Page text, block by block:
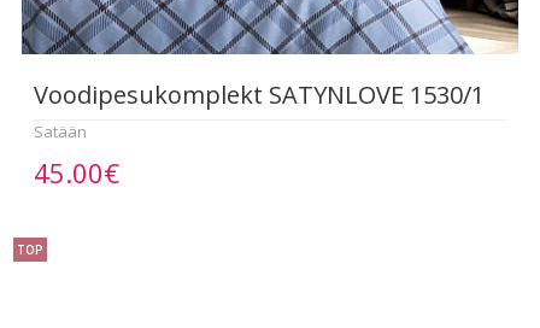
Voodipesukomplekt SATYNLOVE 1530/1
Satään
45.00€
TOP